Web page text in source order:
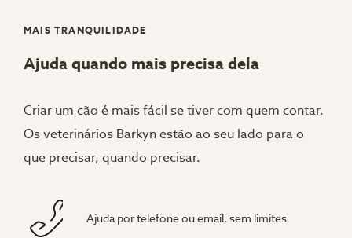
MAIS TRANQUILIDADE
Ajuda quando mais precisa dela
Criar um cão é mais fácil se tiver com quem contar.
Os veterinários Barkyn estão ao seu lado para o
que precisar, quando precisar.
Ajuda por telefone ou email, sem limites